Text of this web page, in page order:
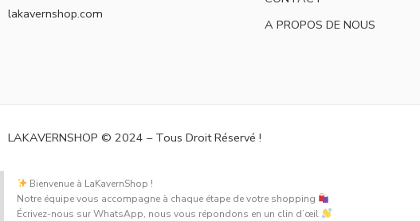
lakavernshop.com
A PROPOS DE NOUS
LAKAVERNSHOP © 2024 – Tous Droit Réservé !
Bienvenue à LaKavernShop !
Notre équipe vous accompagne à chaque étape de votre shopping
Écrivez-nous sur WhatsApp, nous vous répondons en un clin d’œil